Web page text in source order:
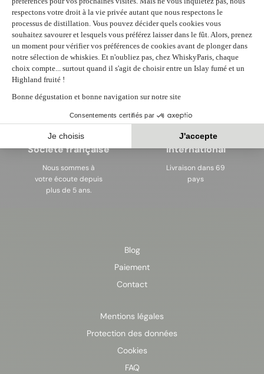
Service client
Disponible du lundi
au vendredi de 9h à
13h et 14h à 17h. 09
72 27 83 25
Colis protégé
Emballage résistant
aux chocs. + 30.000
depuis le lancement.
Société française
Nous sommes à
votre écoute depuis
plus de 5 ans.
International
Livraison dans 69
pays
Blog
Paiement
Contact
Mentions légales
Protection des données
Cookies
FAQ